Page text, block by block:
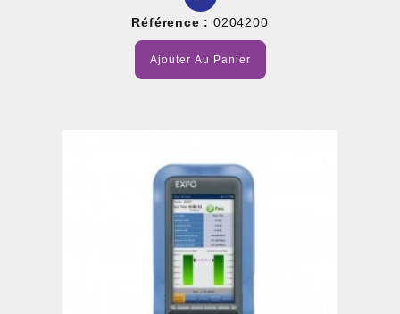
Référence : 0204200
Ajouter Au Panier